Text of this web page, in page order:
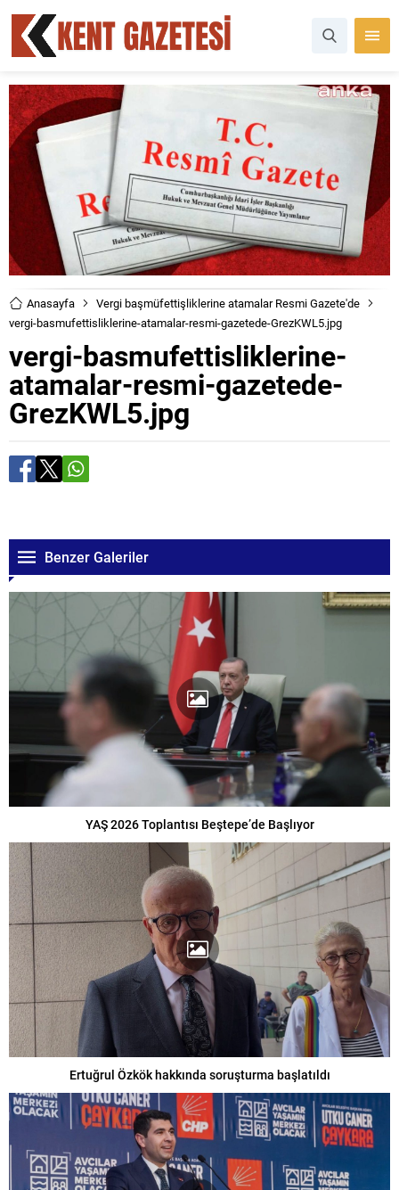
Anasayfa
Vergi başmüfettişliklerine atamalar Resmi Gazete'de
vergi-basmufettisliklerine-atamalar-resmi-gazetede-GrezKWL5.jpg
vergi-basmufettisliklerine-
atamalar-resmi-gazetede-
GrezKWL5.jpg
Benzer Galeriler
YAŞ 2026 Toplantısı Beştepe’de Başlıyor
Ertuğrul Özkök hakkında soruşturma başlatıldı